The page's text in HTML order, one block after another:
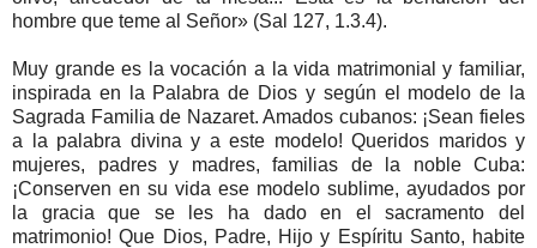
hombre que teme al Señor» (Sal 127, 1.3.4).
Muy grande es la vocación a la vida matrimonial y familiar,
inspirada en la Palabra de Dios y según el modelo de la
Sagrada Familia de Nazaret. Amados cubanos: ¡Sean fieles
a la palabra divina y a este modelo! Queridos maridos y
mujeres, padres y madres, familias de la noble Cuba:
¡Conserven en su vida ese modelo sublime, ayudados por
la gracia que se les ha dado en el sacramento del
matrimonio! Que Dios, Padre, Hijo y Espíritu Santo, habite